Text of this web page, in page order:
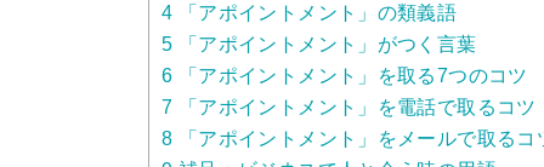
4 「アポイントメント」の類義語
5 「アポイントメント」がつく言葉
6 「アポイントメント」を取る7つのコツ
7 「アポイントメント」を電話で取るコツ
8 「アポイントメント」をメールで取るコ